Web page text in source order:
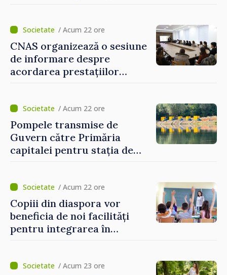
construi comunități mai
puternice”
/ Acum 22 ore
CNAS organizează o sesiune
de informare despre
acordarea prestațiilor
invitați să se înscrie la
eveniment
/ Acum 22 ore
Pompele transmise de
Guvern către Primăria
capitalei pentru stația de
puse în funcțiune
/ Acum 22 ore
Copiii din diaspora vor
beneficia de noi facilități
pentru integrarea în
/ Acum 23 ore